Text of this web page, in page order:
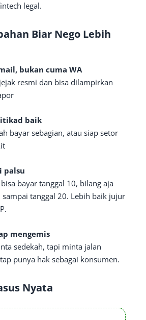
legal.
Biar Nego Lebih
bukan cuma WA
resmi dan bisa dilampirkan
baik
bayar sebagian, atau siap setor
palsu
bayar tanggal 10, bilang aja
tanggal 20. Lebih baik jujur
mengemis
sedekah, tapi minta jalan
punya hak sebagai konsumen.
Nyata